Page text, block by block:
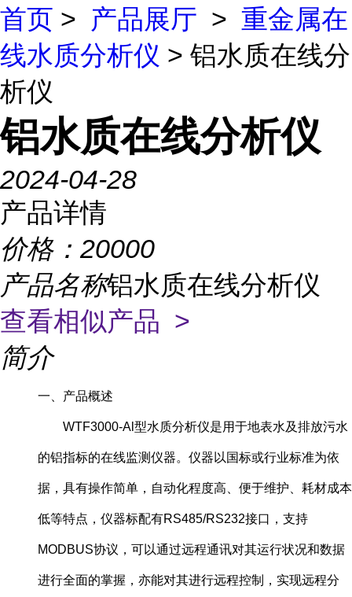
首页 > 产品展厅 > 重金属在
线水质分析仪 > 铝水质在线分
析仪
铝水质在线分析仪
2024-04-28
产品详情
价格： 20000
产品名称铝水质在线分析仪
查看相似产品 >
简介
一、产品概述
WTF3000-Al型水质分析仪是用于地表水及排放污水
的铝指标的在线监测仪器。仪器以国标或行业标准为依
据，具有操作简单，自动化程度高、便于维护、耗材成本
低等特点，仪器标配有RS485/RS232接口，支持
MODBUS协议，可以通过远程通讯对其运行状况和数据
进行全面的掌握，亦能对其进行远程控制，实现远程分